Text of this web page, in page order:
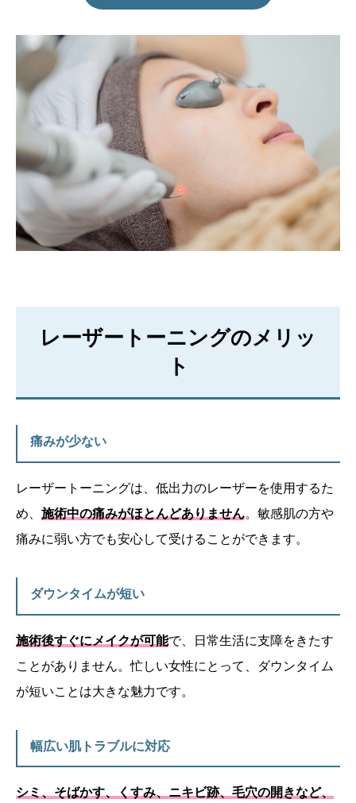
レーザートーニングのメリッ
ト
痛みが少ない
レーザートーニングは、低出力のレーザーを使用するた
め、 施術中の痛みがほとんどありません。敏感肌の方や
痛みに弱い方でも安心して受けることができます。
ダウンタイムが短い
施術後すぐにメイクが可能で、日常生活に支障をきたす
ことがありません。忙しい女性にとって、ダウンタイム
が短いことは大きな魅力です。
幅広い肌トラブルに対応
シミ、そばかす、くすみ、ニキビ跡、毛穴の開きなど、